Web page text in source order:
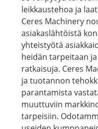
leikkaustehoa ja
Ceres Machinery
asiakaslähtöistä
yhteistyötä
heidän tarpeitaan
ratkaisuja. Ceres
ja tuotannon
parantamista
muuttuviin
tarpeisiin.